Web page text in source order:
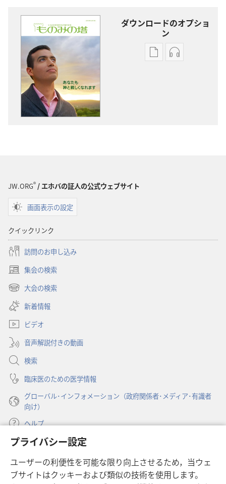
プライバシー設定
ユーザーの利便性を可能な限り向上させるため，当ウェ
ブサイトはクッキーおよび類似の技術を使用します。
ダウンロードのオプショ
ン
出
な
ま
オー
な
ま
JW.ORG®/ エホバの証人の公式ウェブサイト
画面表示の設定
クイックリンク
訪問のお申し込み
集会の検索
（新
し
タ
で
開
く）
大会の検索
（新
し
い
タ
ブ
で
開
く）
新着情報
ビデオ
音声解説付きの動画
検索
臨床医のための医学情報
グローバル･インフォメーション（政府関係者･メディア･有識者
向け）
ヘルプ
寄付
し
い
ものみの塔 オンライン・ライブラリー
（新